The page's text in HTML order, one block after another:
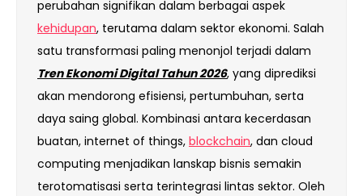
perubahan signifikan dalam berbagai aspek
kehidupan, terutama dalam sektor ekonomi. Salah
satu transformasi paling menonjol terjadi dalam
Tren Ekonomi Digital Tahun 2026, yang diprediksi
akan mendorong efisiensi, pertumbuhan, serta
daya saing global. Kombinasi antara kecerdasan
buatan, internet of things, blockchain, dan cloud
computing menjadikan lanskap bisnis semakin
terotomatisasi serta terintegrasi lintas sektor. Oleh